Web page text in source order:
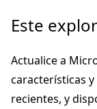
Ir
contenido
principal
Este
Actualice a
características
recientes, y